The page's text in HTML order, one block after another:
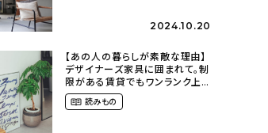
2024.10.20
【あの人の暮らしが素敵な理由】
デザイナーズ家具に囲まれて。制
限がある賃貸でもワンランク上
のお部屋に〜狭くても好きな暮
らしのこと（_____chika708さ
読みもの